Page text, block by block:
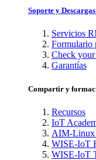
Soporte y Descargas
Servicios
Formulario
Check
Garantías
Compartir y
Recursos
IoT
AIM-Linux
WISE-IoT
WISE-IoT